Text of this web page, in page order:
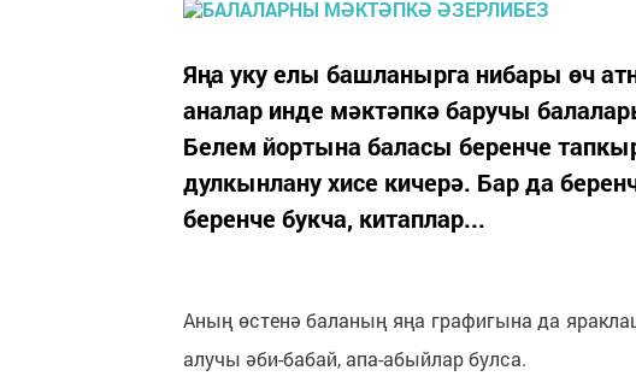
Яңа уку елы башланырга нибары өч
аналар инде мәктәпкә баручы
Белем йортына баласы беренче
дулкынлану хисе кичерә. Бар да
беренче букча, китаплар...
Аның өстенә баланың яңа графигына да
алучы әби-бабай, апа-абыйлар булса.